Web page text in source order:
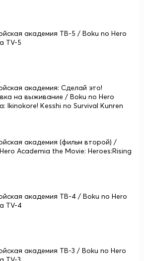
академия ТВ-5 / Boku no Hero
TV-5
академия: Сделай это!
на выживание / Boku no Hero
Ikinokore! Kesshi no Survival Kunren
академия (фильм второй) /
Academia the Movie: Heroes:Rising
академия ТВ-4 / Boku no Hero
TV-4
академия ТВ-3 / Boku no Hero